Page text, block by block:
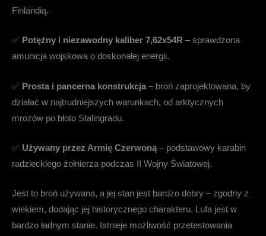
Finlandią.
✅ Potężny i niezawodny kaliber 7,62x54R – sprawdzona
amunicja wojskowa o doskonałej energii.
✅ Prosta i pancerna konstrukcja – broń zaprojektowana, by
działać w najtrudniejszych warunkach, od arktycznych
mrozów po błoto Stalingradu.
✅ Używany przez Armię Czerwoną – podstawowy karabin
radzieckiego żołnierza podczas II Wojny Światowej.
Jest to broń używana, a jej stan jest bardzo dobry – zgodny z
wiekiem, dodając jej historycznego charakteru. Lufa jest w
bardzo ładnym stanie. Istnieje możliwość przetestowania